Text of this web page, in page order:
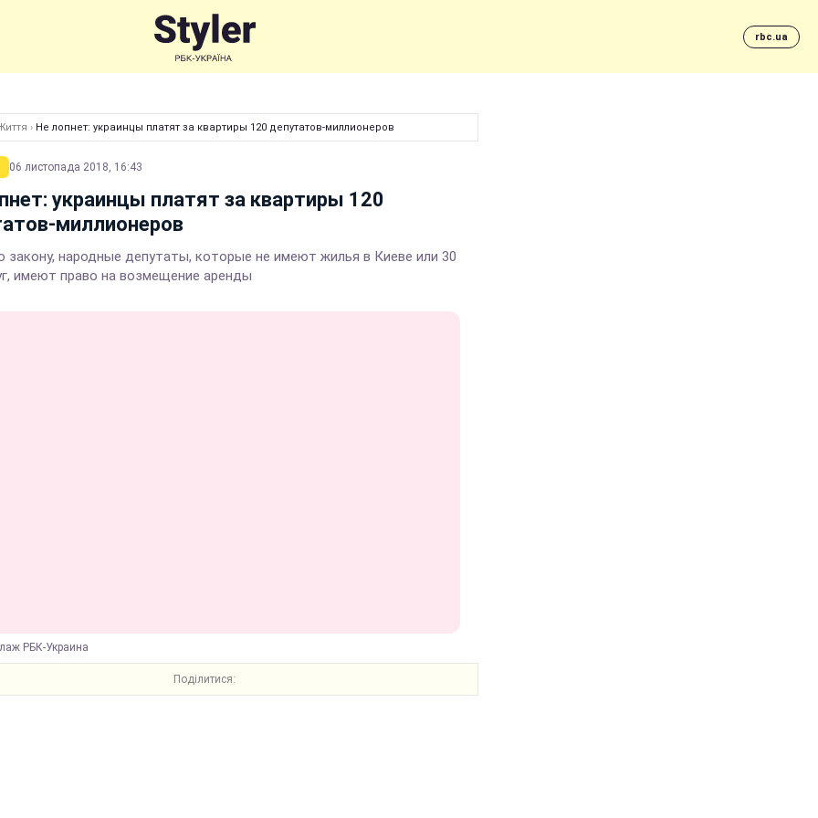
rbc.ua
› Не лопнет: украинцы платят за квартиры 120 депутатов-миллионеров
06 листопада 2018, 16:43
украинцы платят за квартиры 120
миллионеров
закону, народные депутаты, которые не имеют жилья в Киеве или 30
имеют право на возмещение аренды
РБК-Украина
Поділитися: